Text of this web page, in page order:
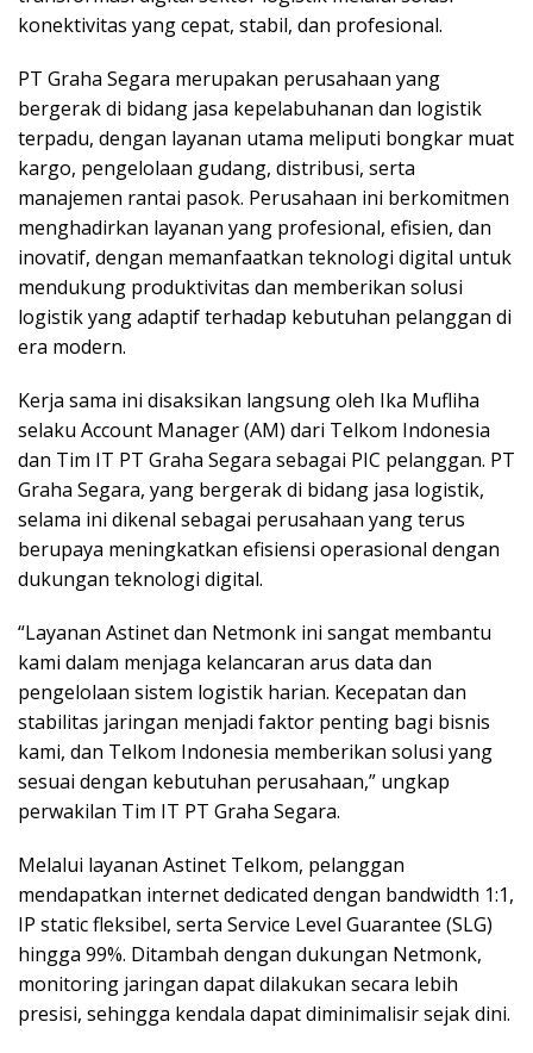
konektivitas yang cepat, stabil, dan profesional.
PT Graha Segara merupakan perusahaan yang
bergerak di bidang jasa kepelabuhanan dan logistik
terpadu, dengan layanan utama meliputi bongkar muat
kargo, pengelolaan gudang, distribusi, serta
manajemen rantai pasok. Perusahaan ini berkomitmen
menghadirkan layanan yang profesional, efisien, dan
inovatif, dengan memanfaatkan teknologi digital untuk
mendukung produktivitas dan memberikan solusi
logistik yang adaptif terhadap kebutuhan pelanggan di
era modern.
Kerja sama ini disaksikan langsung oleh Ika Mufliha
selaku Account Manager (AM) dari Telkom Indonesia
dan Tim IT PT Graha Segara sebagai PIC pelanggan. PT
Graha Segara, yang bergerak di bidang jasa logistik,
selama ini dikenal sebagai perusahaan yang terus
berupaya meningkatkan efisiensi operasional dengan
dukungan teknologi digital.
“Layanan Astinet dan Netmonk ini sangat membantu
kami dalam menjaga kelancaran arus data dan
pengelolaan sistem logistik harian. Kecepatan dan
stabilitas jaringan menjadi faktor penting bagi bisnis
kami, dan Telkom Indonesia memberikan solusi yang
sesuai dengan kebutuhan perusahaan,” ungkap
perwakilan Tim IT PT Graha Segara.
Melalui layanan Astinet Telkom, pelanggan
mendapatkan internet dedicated dengan bandwidth 1:1,
IP static fleksibel, serta Service Level Guarantee (SLG)
hingga 99%. Ditambah dengan dukungan Netmonk,
monitoring jaringan dapat dilakukan secara lebih
presisi, sehingga kendala dapat diminimalisir sejak dini.